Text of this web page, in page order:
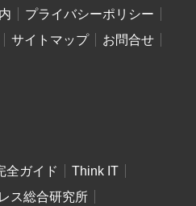
プライバシーポリシー
サイトマップ
お問合せ
全ガイド
Think IT
ス総合研究所